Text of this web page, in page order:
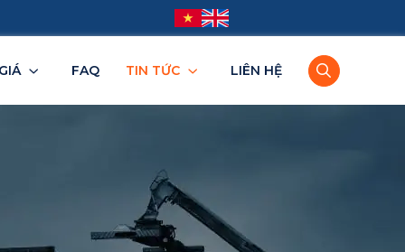
Bình Dương
BRVT
FAQ TIN TỨC LIÊN HỆ